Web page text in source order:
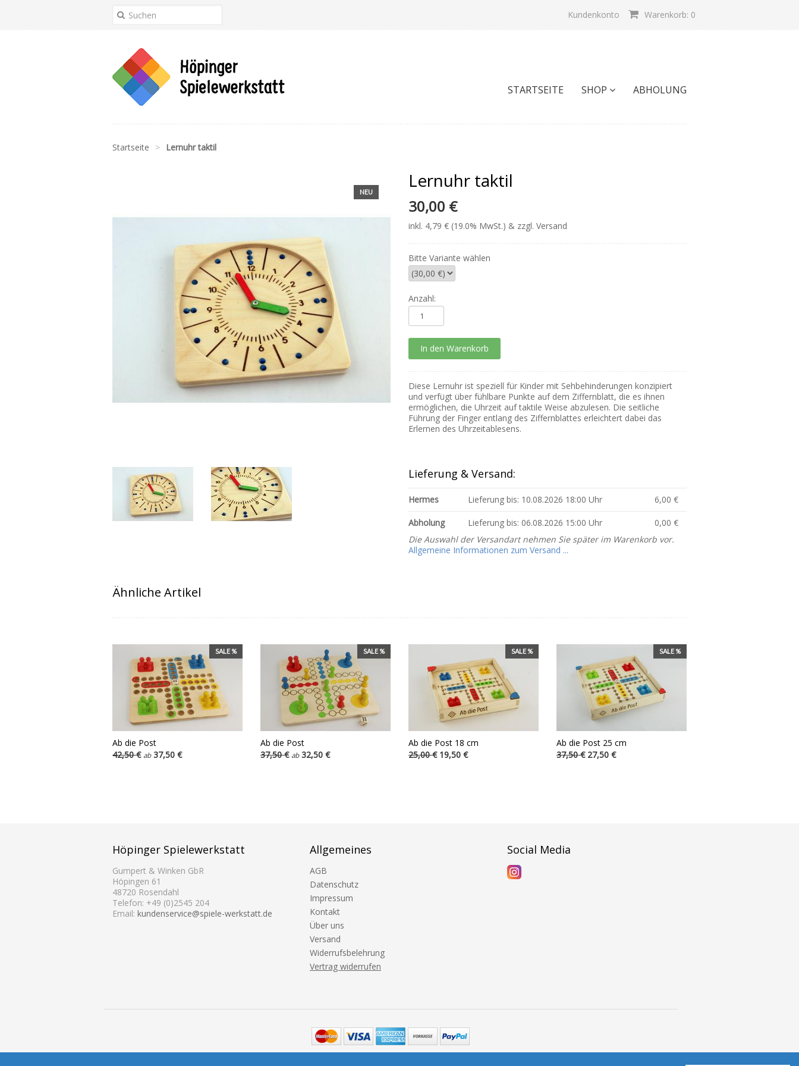
Warenkorb: 0
Kundenkonto
STARTSEITE SHOP ABHOLUNG
Startseite > Lernuhr taktil
NEU
Lernuhr taktil
30,00 €
inkl. 4,79 € (19.0% MwSt.) & zzgl. Versand
Bitte Variante wählen
Anzahl:
Diese Lernuhr ist speziell für Kinder mit Sehbehinderungen konzipiert
und verfügt über fühlbare Punkte auf dem Ziffernblatt, die es ihnen
ermöglichen, die Uhrzeit auf taktile Weise abzulesen. Die seitliche
Führung der Finger entlang des Ziffernblattes erleichtert dabei das
Erlernen des Uhrzeitablesens.
Lieferung & Versand:
Hermes Lieferung bis: 10.08.2026 18:00 Uhr 6,00 €
Abholung Lieferung bis: 06.08.2026 15:00 Uhr
0,00 €
Die Auswahl der Versandart nehmen Sie später im Warenkorb vor.
Allgemeine Informationen zum Versand ...
Ähnliche Artikel
SALE %
Ab die Post
42,50 € ab37,50 €
SALE %
Ab die Post
37,50 € ab32,50 €
SALE %
Ab die Post 18 cm
25,00 €19,50 €
SALE %
Ab die Post 25 cm
37,50 €27,50 €
Höpinger Spielewerkstatt
Gumpert & Winken GbR
Höpingen 61
48720 Rosendahl
Telefon: +49 (0)2545 204
Email: kundenservice@spiele-werkstatt.de
Allgemeines
AGB
Datenschutz
Impressum
Kontakt
Über uns
Versand
Widerrufsbelehrung
Vertrag widerrufen
Social Media